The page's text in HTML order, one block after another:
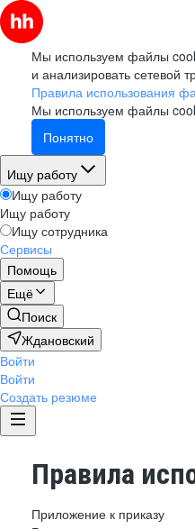
Мы используем файлы
и анализировать сетевой
Правила использования
Мы используем файлы
Понятно
Ищу работу
Ищу работу
Ищу работу
Ищу сотрудника
Сервисы
Помощь
Ещё
Поиск
Ждановский
Войти
Войти
Создать резюме
Правила
Приложение к приказу